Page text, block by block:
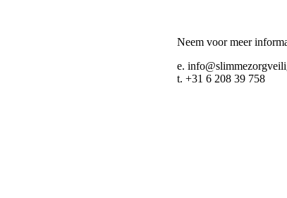
Neem voor meer
e.
t. +31 6 208 39 758